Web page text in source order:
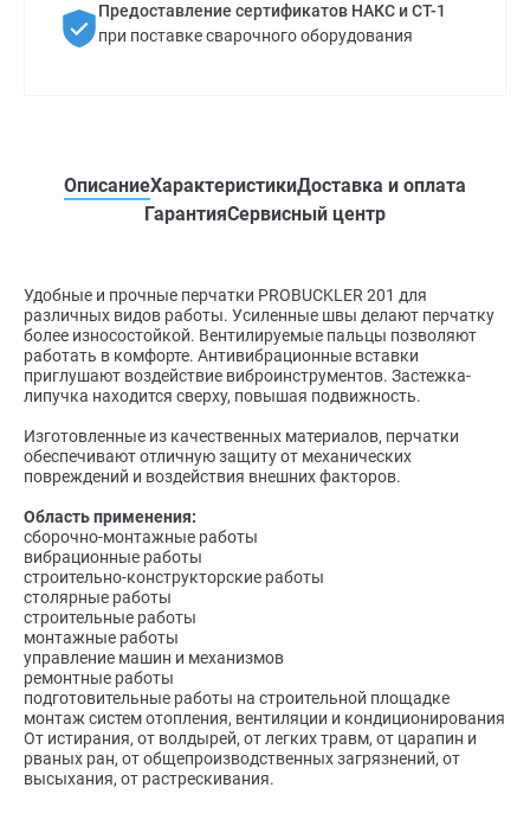
Предоставление сертификатов НАКС и СТ-1
при поставке сварочного оборудования
ОписаниеХарактеристикиДоставка и оплата
ГарантияСервисный центр
Удобные и прочные перчатки PROBUCKLER 201 для
различных видов работы. Усиленные швы делают перчатку
более износостойкой. Вентилируемые пальцы позволяют
работать в комфорте. Антивибрационные вставки
приглушают воздействие виброинструментов. Застежка-
липучка находится сверху, повышая подвижность.
Изготовленные из качественных материалов, перчатки
обеспечивают отличную защиту от механических
повреждений и воздействия внешних факторов.
Область применения:
сборочно-монтажные работы
вибрационные работы
строительно-конструкторские работы
столярные работы
строительные работы
монтажные работы
управление машин и механизмов
ремонтные работы
подготовительные работы на строительной площадке
монтаж систем отопления, вентиляции и кондиционирования
От истирания, от волдырей, от легких травм, от царапин и
рваных ран, от общепроизводственных загрязнений, от
высыхания, от растрескивания.